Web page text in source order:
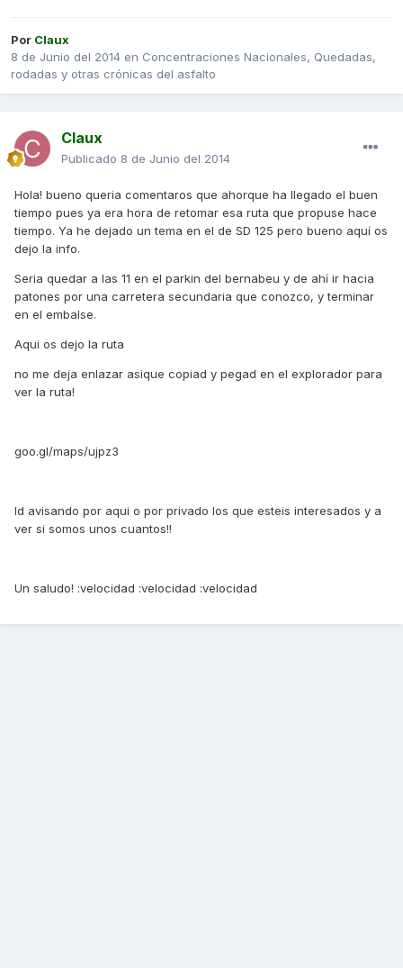
Por Claux
8 de Junio del 2014 en Concentraciones Nacionales, Quedadas,
rodadas y otras crónicas del asfalto
Claux
Publicado 8 de Junio del 2014
Hola! bueno queria comentaros que ahorque ha llegado el buen
tiempo pues ya era hora de retomar esa ruta que propuse hace
tiempo. Ya he dejado un tema en el de SD 125 pero bueno aquí os
dejo la info.
Seria quedar a las 11 en el parkin del bernabeu y de ahí ir hacia
patones por una carretera secundaria que conozco, y terminar
en el embalse.
Aqui os dejo la ruta
no me deja enlazar asique copiad y pegad en el explorador para
ver la ruta!
goo.gl/maps/ujpz3
Id avisando por aqui o por privado los que esteis interesados y a
ver si somos unos cuantos!!
Un saludo! :velocidad :velocidad :velocidad